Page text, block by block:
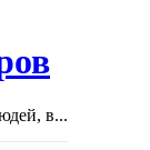
в...